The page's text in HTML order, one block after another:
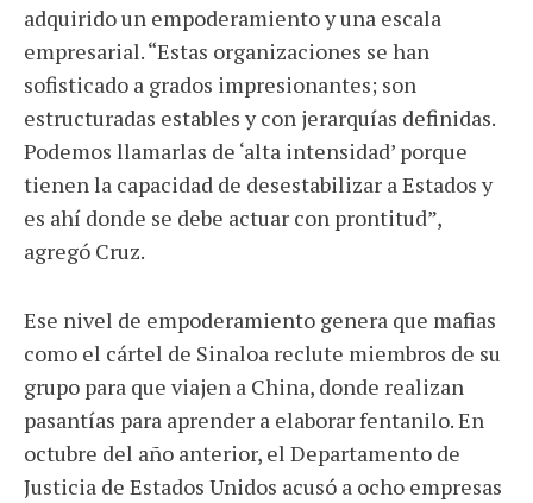
adquirido un empoderamiento y una escala
empresarial. “Estas organizaciones se han
sofisticado a grados impresionantes; son
estructuradas estables y con jerarquías definidas.
Podemos llamarlas de ‘alta intensidad’ porque
tienen la capacidad de desestabilizar a Estados y
es ahí donde se debe actuar con prontitud”,
agregó Cruz.
Ese nivel de empoderamiento genera que mafias
como el cártel de Sinaloa reclute miembros de su
grupo para que viajen a China, donde realizan
pasantías para aprender a elaborar fentanilo. En
octubre del año anterior, el Departamento de
Justicia de Estados Unidos acusó a ocho empresas